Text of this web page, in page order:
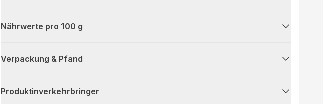
Nährwerte pro 100 g
Verpackung & Pfand
Produktinverkehrbringer